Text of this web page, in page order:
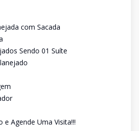
com Sacada
Sendo 01 Suíte
e Agende Uma Visita!!!